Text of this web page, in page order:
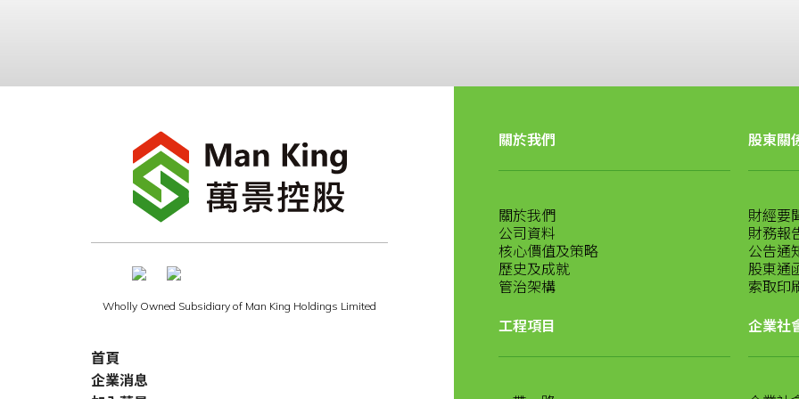
Wholly Owned Subsidiary of Man King Holdings Limited
首頁
企業消息
關於我們
關於我們
公司資料
核心價值及策略
歷史及成就
管治架構
股東關
財經要
財務報
公告通
股東通
索取印
工程項目 企業社